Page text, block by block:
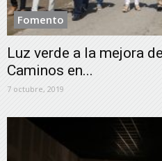
Fomento
Luz verde a la mejora
Caminos en...
7 octubre, 2019